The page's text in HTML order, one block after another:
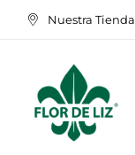
Nuestra Tienda